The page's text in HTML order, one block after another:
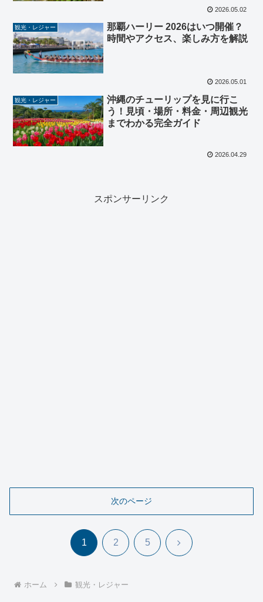
2026.05.02
観光・レジャー
那覇ハーリー 2026はいつ開催？
時間やアクセス、楽しみ方を解説
2026.05.01
観光・レジャー
沖縄のチューリップを見に行こ
う！見頃・場所・料金・周辺観光
までわかる完全ガイド
2026.04.29
スポンサーリンク
次のページ
1 2 5 次
ホーム 観光・レジャー